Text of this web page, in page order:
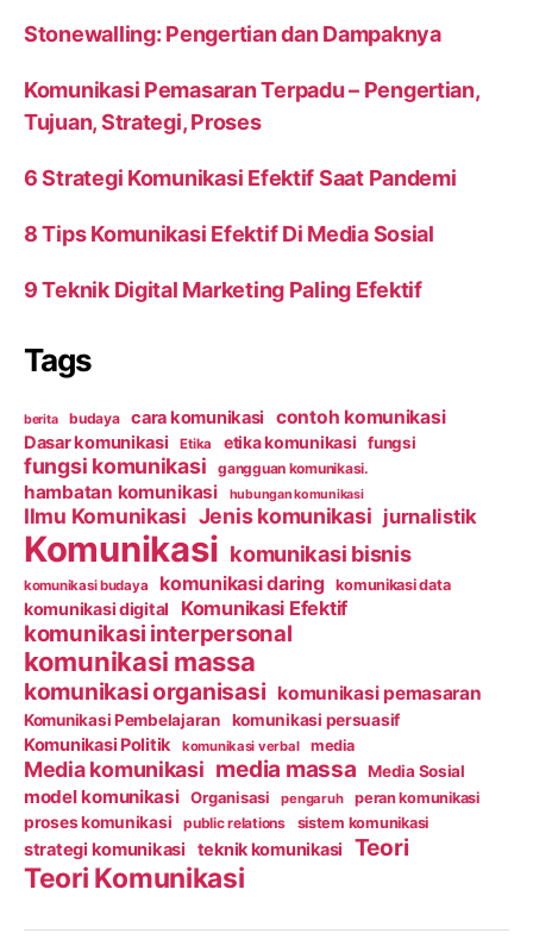
Stonewalling: Pengertian dan Dampaknya
Komunikasi Pemasaran Terpadu – Pengertian,
Tujuan, Strategi, Proses
6 Strategi Komunikasi Efektif Saat Pandemi
8 Tips Komunikasi Efektif Di Media Sosial
9 Teknik Digital Marketing Paling Efektif
Tags
berita budaya cara komunikasi contoh komunikasi
Dasar komunikasi Etika etika komunikasi fungsi
fungsi komunikasi gangguan komunikasi.
hambatan komunikasi hubungan komunikasi
Ilmu Komunikasi Jenis komunikasi jurnalistik
Komunikasi komunikasi bisnis
komunikasi budaya komunikasi daring komunikasi data
komunikasi digital Komunikasi Efektif
komunikasi interpersonal
komunikasi massa
komunikasi organisasi komunikasi pemasaran
Komunikasi Pembelajaran komunikasi persuasif
Komunikasi Politik komunikasi verbal media
Media komunikasi media massa Media Sosial
model komunikasi Organisasi pengaruh peran komunikasi
proses komunikasi public relations sistem komunikasi
strategi komunikasi teknik komunikasi Teori
Teori Komunikasi